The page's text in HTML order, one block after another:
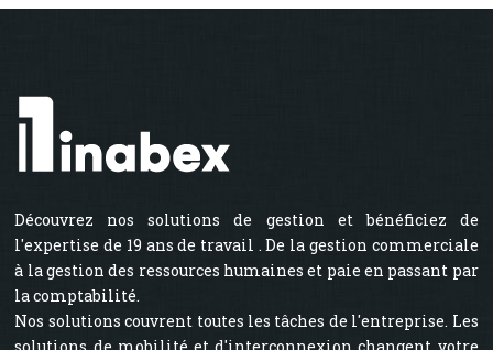
Découvrez nos solutions de gestion et bénéficiez de
l'expertise de 19 ans de travail . De la gestion commerciale
à la gestion des ressources humaines et paie en passant par
la comptabilité.
Nos solutions couvrent toutes les tâches de l'entreprise. Les